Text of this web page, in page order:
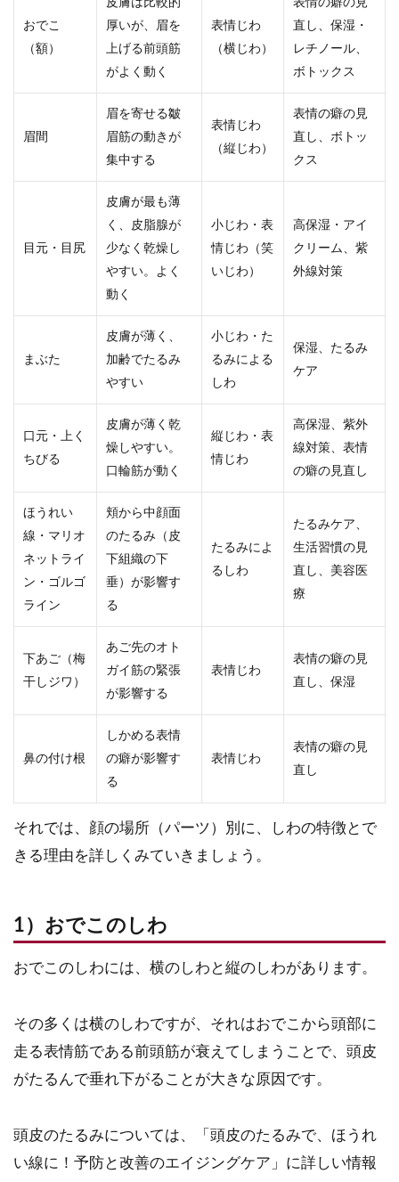
おでこ
（額）
厚いが、眉を
上げる前頭筋
がよく動く
表情じわ
（横じわ）
直し、保湿・
レチノール、
ボトックス
眉間
眉を寄せる皺
眉筋の動きが
集中する
表情じわ
（縦じわ）
表情の癖の見
直し、ボトッ
クス
目元・目尻
皮膚が最も薄
く、皮脂腺が
少なく乾燥し
やすい。よく
動く
小じわ・表
情じわ（笑
いじわ）
高保湿・アイ
クリーム、紫
外線対策
まぶた
皮膚が薄く、
加齢でたるみ
やすい
小じわ・た
るみによる
しわ
保湿、たるみ
ケア
口元・上く
ちびる
皮膚が薄く乾
燥しやすい。
口輪筋が動く
縦じわ・表
情じわ
高保湿、紫外
線対策、表情
の癖の見直し
ほうれい
線・マリオ
ネットライ
ン・ゴルゴ
ライン
頬から中顔面
のたるみ（皮
下組織の下
垂）が影響す
る
たるみによ
るしわ
たるみケア、
生活習慣の見
直し、美容医
療
下あご（梅
干しジワ）
あご先のオト
ガイ筋の緊張
が影響する
表情じわ
表情の癖の見
直し、保湿
鼻の付け根
しかめる表情
の癖が影響す
る
表情じわ
表情の癖の見
直し
それでは、顔の場所（パーツ）別に、しわの特徴とで
きる理由を詳しくみていきましょう。
1）おでこのしわ
おでこのしわには、横のしわと縦のしわがあります。
その多くは横のしわですが、それはおでこから頭部に
走る表情筋である前頭筋が衰えてしまうことで、頭皮
がたるんで垂れ下がることが大きな原因です。
頭皮のたるみについては、「頭皮のたるみで、ほうれ
い線に！予防と改善のエイジングケア」に詳しい情報